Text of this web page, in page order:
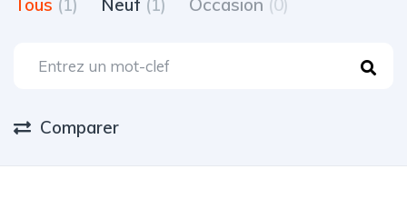
Tous (1) Neuf (1) Occasion (0)
Comparer